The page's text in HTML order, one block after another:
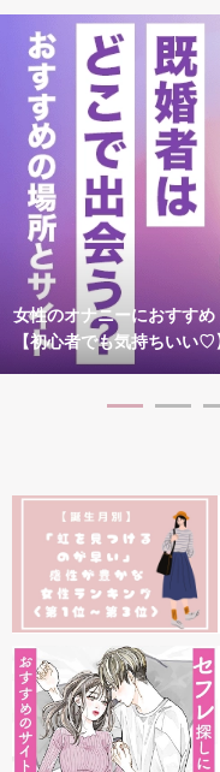
女性のオナニーにおすす
【初心者でも気持ちいい♡